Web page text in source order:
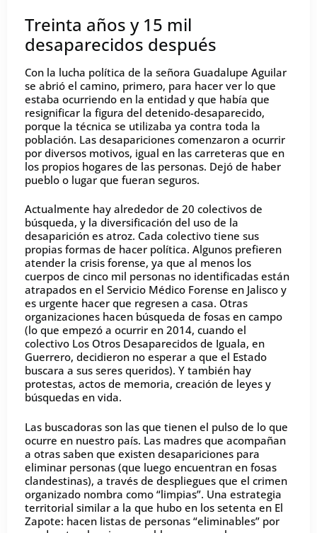
Treinta años y 15 mil
desaparecidos después
Con la lucha política de la señora Guadalupe Aguilar
se abrió el camino, primero, para hacer ver lo que
estaba ocurriendo en la entidad y que había que
resignificar la figura del detenido-desaparecido,
porque la técnica se utilizaba ya contra toda la
población. Las desapariciones comenzaron a ocurrir
por diversos motivos, igual en las carreteras que en
los propios hogares de las personas. Dejó de haber
pueblo o lugar que fueran seguros.
Actualmente hay alrededor de 20 colectivos de
búsqueda, y la diversificación del uso de la
desaparición es atroz. Cada colectivo tiene sus
propias formas de hacer política. Algunos prefieren
atender la crisis forense, ya que al menos los
cuerpos de cinco mil personas no identificadas están
atrapados en el Servicio Médico Forense en Jalisco y
es urgente hacer que regresen a casa. Otras
organizaciones hacen búsqueda de fosas en campo
(lo que empezó a ocurrir en 2014, cuando el
colectivo Los Otros Desaparecidos de Iguala, en
Guerrero, decidieron no esperar a que el Estado
buscara a sus seres queridos). Y también hay
protestas, actos de memoria, creación de leyes y
búsquedas en vida.
Las buscadoras son las que tienen el pulso de lo que
ocurre en nuestro país. Las madres que acompañan
a otras saben que existen desapariciones para
eliminar personas (que luego encuentran en fosas
clandestinas), a través de despliegues que el crimen
organizado nombra como “limpias”. Una estrategia
territorial similar a la que hubo en los setenta en El
Zapote: hacen listas de personas “eliminables” por